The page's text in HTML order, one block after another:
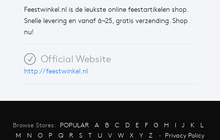
Feestwinkel.nl is de leukste online feestartikelen shop.
Snelle levering en vanaf â¬25, gratis verzending. Shop
nu!
Official Website
http://feestwinkel.nl
Browse Stores: POPULAR A B C D E F G H I J K
L
M
N O P Q R S T U V W X Y Z - Privacy Policy